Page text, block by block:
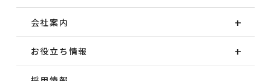
会社案内
お役立ち情報